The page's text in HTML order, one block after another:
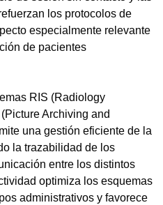
los protocolos de
especialmente relevante
de pacientes
RIS (Radiology
Archiving and
una gestión eficiente de la
la trazabilidad de los
entre los distintos
optimiza los esquemas
administrativos y favorece